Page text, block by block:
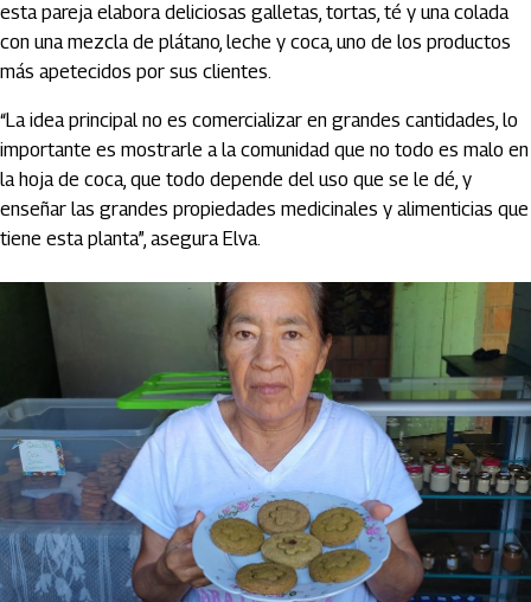
esta pareja elabora deliciosas galletas, tortas, té y una colada
con una mezcla de plátano, leche y coca, uno de los productos
más apetecidos por sus clientes.
“La idea principal no es comercializar en grandes cantidades, lo
importante es mostrarle a la comunidad que no todo es malo en
la hoja de coca, que todo depende del uso que se le dé, y
enseñar las grandes propiedades medicinales y alimenticias que
tiene esta planta”, asegura Elva.